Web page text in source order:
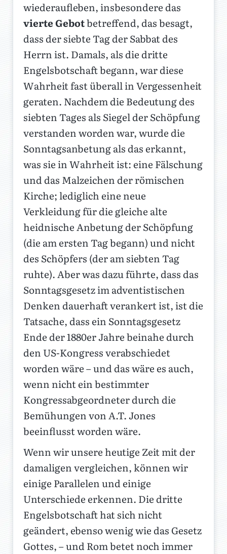
wiederaufleben, insbesondere das
vierte Gebotbetreffend, das besagt,
dass der siebte Tag der Sabbat des
Herrn ist. Damals, als die dritte
Engelsbotschaft begann, war diese
Wahrheit fast überall in Vergessenheit
geraten. Nachdem die Bedeutung des
siebten Tages als Siegel der Schöpfung
verstanden worden war, wurde die
Sonntagsanbetung als das erkannt,
was sie in Wahrheit ist: eine Fälschung
und das Malzeichen der römischen
Kirche; lediglich eine neue
Verkleidung für die gleiche alte
heidnische Anbetung der Schöpfung
(die am ersten Tag begann) und nicht
des Schöpfers (der am siebten Tag
ruhte). Aber was dazu führte, dass das
Sonntagsgesetz im adventistischen
Denken dauerhaft verankert ist, ist die
Tatsache, dass ein Sonntagsgesetz
Ende der 1880er Jahre beinahe durch
den US-Kongress verabschiedet
worden wäre – und das wäre es auch,
wenn nicht ein bestimmter
Kongressabgeordneter durch die
Bemühungen von A.T. Jones
beeinflusst worden wäre.
Wenn wir unsere heutige Zeit mit der
damaligen vergleichen, können wir
einige Parallelen und einige
Unterschiede erkennen. Die dritte
Engelsbotschaft hat sich nicht
geändert, ebenso wenig wie das Gesetz
Gottes, – und Rom betet noch immer